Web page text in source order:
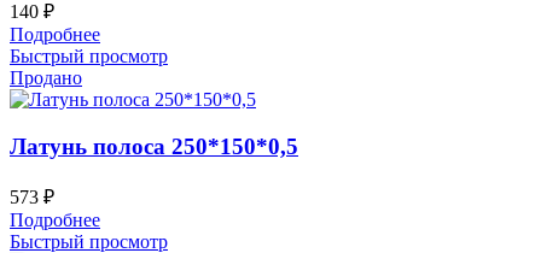
140 ₽
Подробнее
Быстрый просмотр
Продано
Латунь полоса 250*150*0,5
573 ₽
Подробнее
Быстрый просмотр